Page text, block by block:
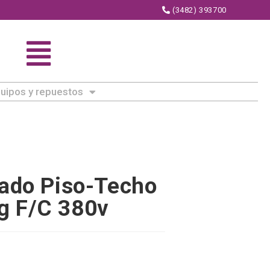
(3482) 393700
y repuestos
Piso-Techo
F/C 380v